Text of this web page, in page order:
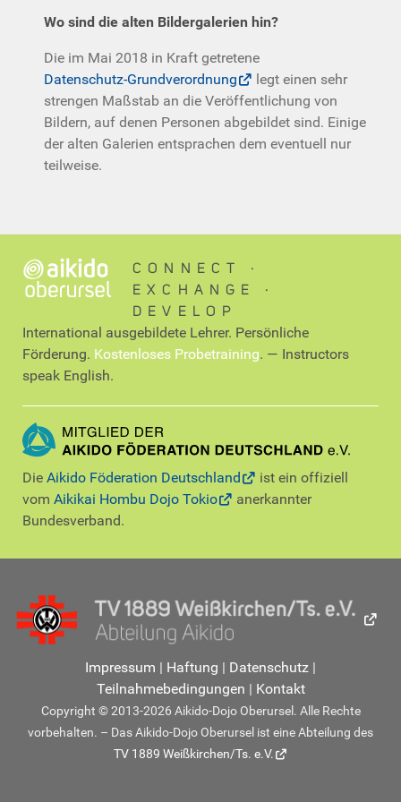
Wo sind die alten Bildergalerien hin?
Die im Mai 2018 in Kraft getretene
Datenschutz-Grundverordnung
legt einen sehr
strengen Maßstab an die Veröffentlichung von
Bildern, auf denen Personen abgebildet sind. Einige
der alten Galerien entsprachen dem eventuell nur
teilweise.
CONNECT ∙
EXCHANGE ∙
DEVELOP
International ausgebildete Lehrer. Persönliche
Förderung. Kostenloses Probetraining. — Instructors
speak English.
Die Aikido Föderation Deutschland
ist ein offiziell
vom Aikikai Hombu Dojo Tokio
anerkannter
Bundesverband.
Impressum | Haftung | Datenschutz |
Teilnahmebedingungen | Kontakt
Copyright © 2013-2026 Aikido-Dojo Oberursel. Alle Rechte
vorbehalten. – Das Aikido-Dojo Oberursel ist eine Abteilung des
TV 1889 Weißkirchen/Ts. e.V.